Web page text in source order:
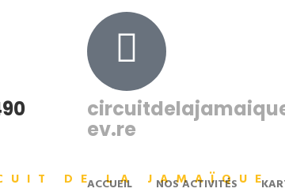
ev.re
ACCUEIL NOS ACTIVITÉS
DE LA JAMAÏQUE